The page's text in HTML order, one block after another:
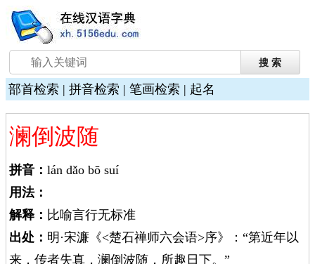
部首检索 | 拼音检索 | 笔画检索 | 起名
澜倒波随
拼音： lán dǎo bō suí
用法：
解释： 比喻言行无标准
出处： 明·宋濂《<楚石禅师六会语>序》：“第近年以
来，传者失真，澜倒波随，所趣日下。”